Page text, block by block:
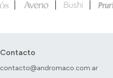
Contacto
contacto@andromaco.com.ar